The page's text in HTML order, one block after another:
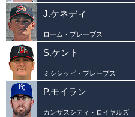
J.ケネディ
ローム・ブレーブス
S.ケント
ミシシッピ・ブレーブス
P.モイラン
カンザスシティ・ロイヤルズ